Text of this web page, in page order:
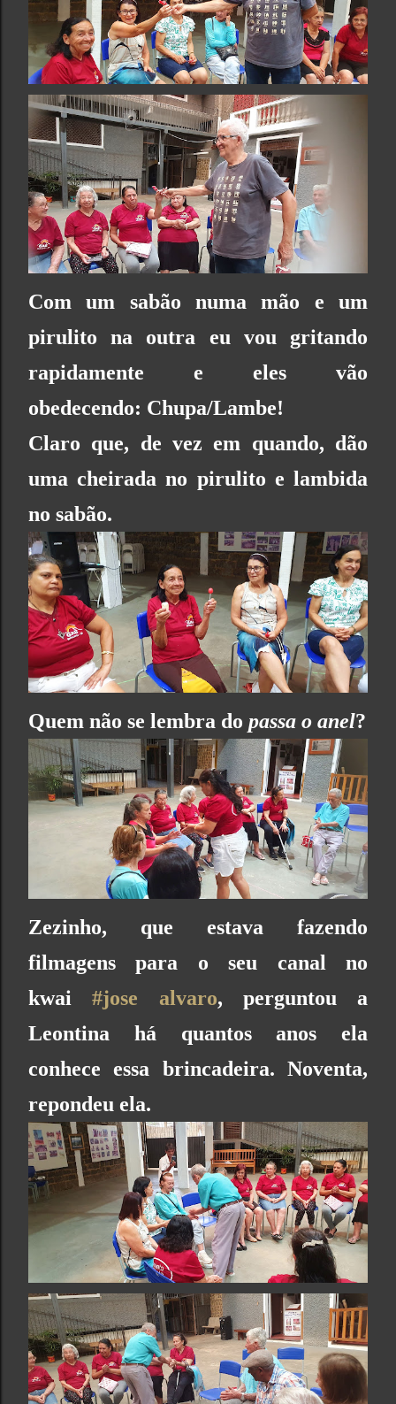
Com um sabão numa mão e um
pirulito na outra eu vou gritando
rapidamente e eles vão
obedecendo: Chupa/Lambe!
Claro que, de vez em quando, dão
uma cheirada no pirulito e lambida
no sabão.
Quem não se lembra do passa o anel?
Zezinho, que estava fazendo
filmagens para o seu canal no
kwai#jose alvaro, perguntou a
Leontina há quantos anos ela
conhece essa brincadeira. Noventa,
repondeu ela.